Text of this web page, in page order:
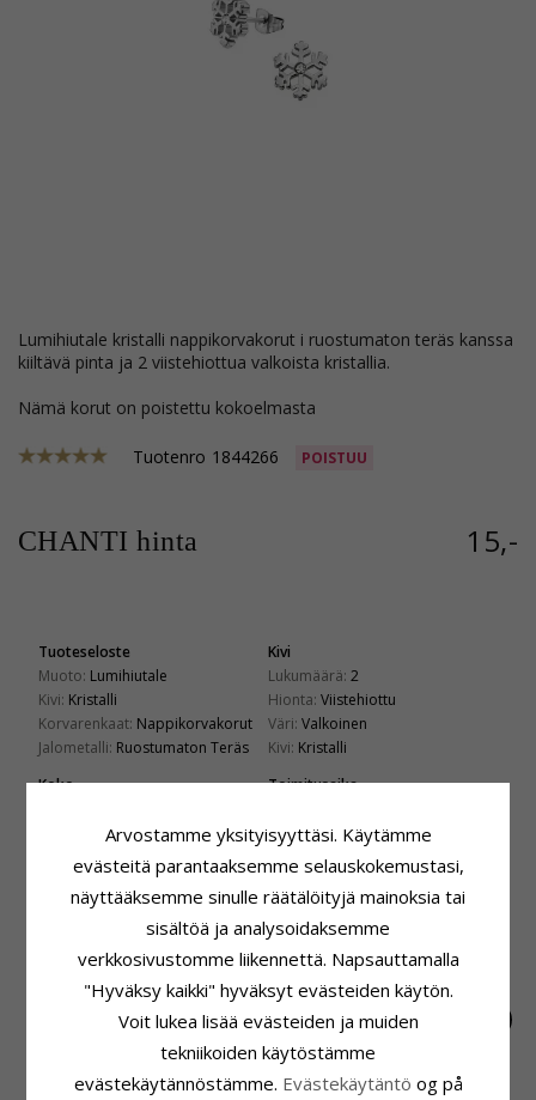
lumihiutale kristalli nappikorvakorut i ruostumaton teräs kanssa
kiiltävä pinta ja 2 viistehiottua valkoista kristallia.
Nämä korut on poistettu kokoelmasta
Tuotenro 1844266 POISTUU
CHANTI hinta 15,-
Tuoteseloste
Muoto: Lumihiutale
Kivi: Kristalli
Korvarenkaat: Nappikorvakorut
Jalometalli: Ruostumaton Teräs
Kivi
Lukumäärä: 2
Hionta: Viistehiottu
Väri: Valkoinen
Kivi: Kristalli
Koko
11 mm
Toimitusaika
ASIAKKAAT OSTAVAT MYÖS
Scrouples
Nimikaulaketjut
5 mm
Arvostamme yksityisyyttäsi. Käytämme
evästeitä parantaaksemme selauskokemustasi,
näyttääksemme sinulle räätälöityjä mainoksia tai
sisältöä ja analysoidaksemme
verkkosivustomme liikennettä. Napsauttamalla
"Hyväksy kaikki" hyväksyt evästeiden käytön.
Voit lukea lisää evästeiden ja muiden
tekniikoiden käytöstämme
evästekäytännöstämme. Evästekäytäntö og på